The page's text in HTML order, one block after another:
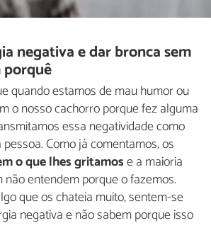
negativa e dar bronca sem
porquê
quando estamos de mau humor ou
o nosso cachorro porque fez alguma
essa negatividade como
Como já comentamos, os
o que lhes gritamose a maioria
entendem porque o fazemos.
que os chateia muito, sentem-se
negativa e não sabem porque isso